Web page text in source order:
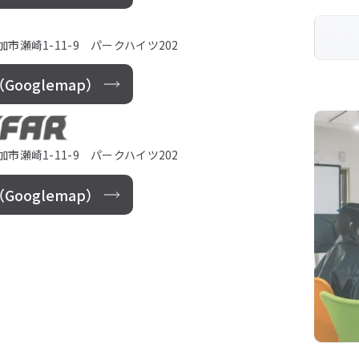
市瀬崎1-11-9 パークハイツ202
）
市瀬崎1-11-9 パークハイツ202
）